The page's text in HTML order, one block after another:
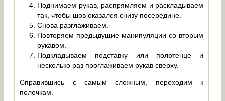
Поднимаем рукав, распрямляем и раскладываем
так, чтобы шов оказался снизу посередине.
Снова разглаживаем.
Повторяем предыдущие манипуляции со вторым
рукавом.
Подкладываем подставку или полотенце и
несколько раз проглаживаем рукав сверху.
Справившись с самым сложным, переходим к
полочкам.